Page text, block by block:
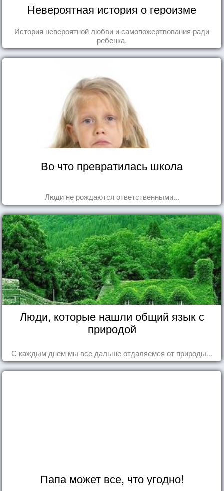
Невероятная история о героизме
История невероятной любви и самопожертвования ради
ребенка.
Во что превратилась школа
Люди не рождаются ответственными...
Люди, которые нашли общий язык с
природой
С каждым днем мы все дальше отдаляемся от природы...
Папа может все, что угодно!